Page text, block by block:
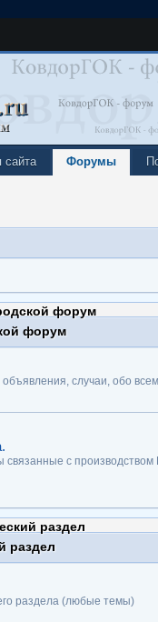
сайта Форумы
форум
случаи, обо
с производством
раздел
раздела (любые темы)